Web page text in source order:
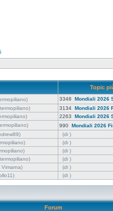
Topic
3348 Mondiali 2026
3134 Mondiali 2026
2263 Mondiali 2026
990 Mondiali 2026
(di )
(di )
(di )
(di )
Vimarna)
(di )
(di )
Forum